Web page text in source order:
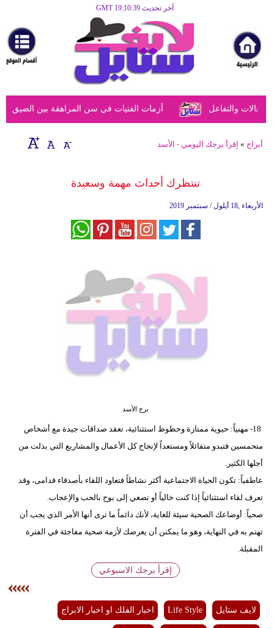
آخر تحديث GMT 19:10:39
مرأة
أزياء
أزياء
إسلامية
أزمات الفتيات في سن المراهقة بين الضيق والتفاعل
أبراج » إقرأ برجك اليومي - الأسد
تنتظرك أحداث مهمة وسعيدة
الأربعاء ,18 أيلول / سبتمبر 2019
برج الأسد
18- مهنياً: حيوية ممتازة وحظوظ استثنائية، تعقد صداقات جيدة مع أشخاص
متحمسين فتبدو متفائلاً ومستعداً لإنجاح كل الأعمال والمشاريع التي بذلت من
أجلها الكثير.
عاطفياً: تكون الحياة الاجتماعية أكثر نشاطاً فتعاود اللقاء بأصدقاء قدامى، وقد
تعرف لقاء استثنائياً إذا كنت خالياً أو تصغي إلى بوح بالحب والإعجاب.
صحياً: أوضاعك الصحية سيئة للغاية، لأنك دائماً ما ترى أنها الأمر الذي يجب أن
تهتم به في النهاية، وهو ما يمكنن أن يعرضك لأزمة صحية مفاجئة في الفترة
المقبلة.
إقرأ برجك الاسبوعي
لايف ستايل Life Style اخبار الفلك او اخبار الابراج